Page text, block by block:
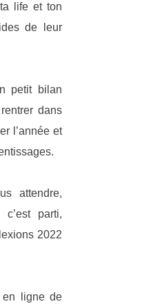
life et ton
de leur
petit bilan
dans
l’année et
attendre,
parti,
2022
ligne de